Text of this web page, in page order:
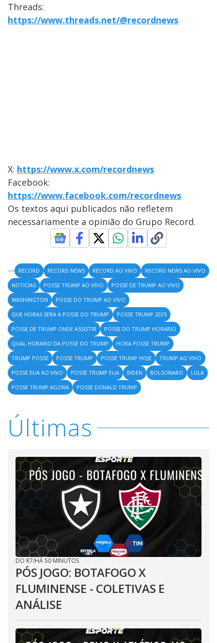
Threads:
https://www.threads.net/@recordnews
X: https://www.x.com/recordnews
Facebook:
https://www.facebook.com/recordnews
Os textos aqui publicados não refletem
necessariamente a opinião do Grupo Record.
RECORD RECORD NEWS RECORD AO VIVO
RECORD NEWS AO VIVO
NOTICIAS
POSSE TRUMP AO VIVO
POSSE DE TRUMP AO VIVO
WASHINGTON
POSSE DO TRUMP AO VIVO
QUE HORAS SERA A POSSE DO TRUMP
POSSE TRUMP 2025
POSSE DE TRUMP ONDE ASSISTIR
POSSE DO TRUMP HORARIO
QUAL HORARIO DA POSSE DO TRUMP
HORA POSSE TRUMP
TRUMP POSSE
POSSE TRUMP POSSE TRUMP HOJE
TRUMP AO VIVO
POSSE EUA AO VIVO
POSSE TRUMP EUA BIDEN BOLSONARO
LULA
POSSE TRUMP AGORA
POSSE DONALD TRUMP
Últimas
DO R7/HÁ 50 MINUTOS
PÓS JOGO: BOTAFOGO X
FLUMINENSE - COLETIVAS E
ANÁLISE